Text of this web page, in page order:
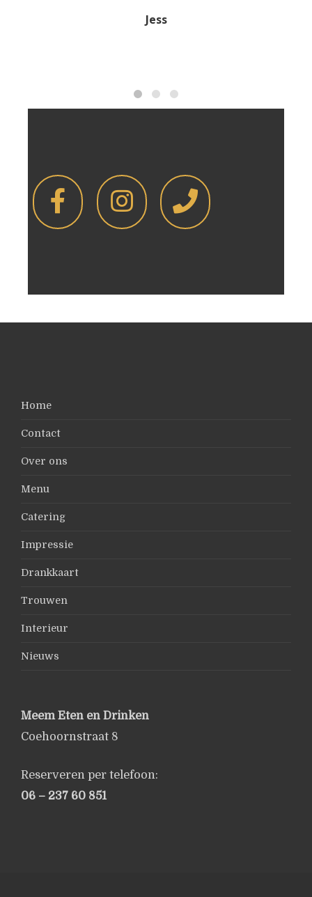
Jess
Home
Contact
Over ons
Menu
Catering
Impressie
Drankkaart
Trouwen
Interieur
Nieuws
Meem Eten en Drinken
Coehoornstraat 8
Reserveren per telefoon:
06 – 237 60 851